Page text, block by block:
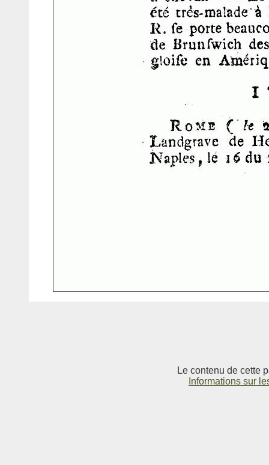
Le contenu de cette
Informations sur